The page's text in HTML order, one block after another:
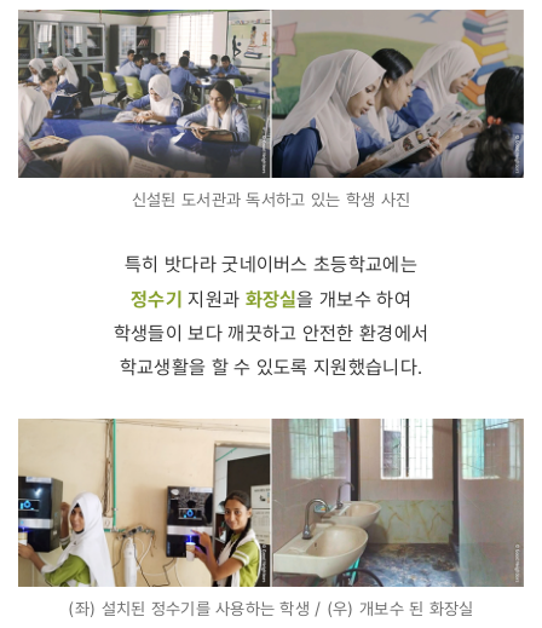
신설된 도서관과 독서하고 있는 학생 사진
특히 밧다라 굿네이버스 초등학교에는
정수기 지원과 화장실을 개보수 하여
학생들이 보다 깨끗하고 안전한 환경에서
학교생활을 할 수 있도록 지원했습니다.
(좌) 설치된 정수기를 사용하는 학생 / (우) 개보수 된 화장실